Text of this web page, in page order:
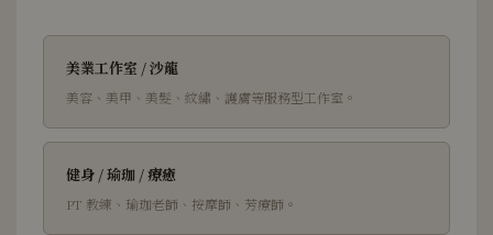
美業工作室 / 沙龍
美容、美甲、美髮、紋繡、護膚等服務型工作室。
健身 / 瑜珈 / 療癒
PT 教練、瑜珈老師、按摩師、芳療師。